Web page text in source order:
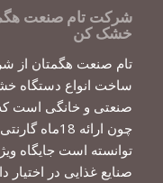
شرکت تام صنعت
خشک کن
تام صنعت هگمتان از
ساخت انواع دستگاه
صنعتی و خانگی است
توانسته است جایگاه
صنایع غذایی در اختیار